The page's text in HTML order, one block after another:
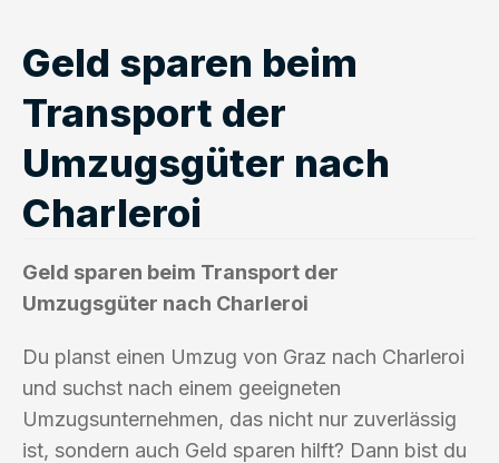
Geld sparen beim
Transport der
Umzugsgüter nach
Charleroi
Geld sparen beim Transport der
Umzugsgüter nach Charleroi
Du planst einen Umzug von Graz nach Charleroi
und suchst nach einem geeigneten
Umzugsunternehmen, das nicht nur zuverlässig
ist, sondern auch Geld sparen hilft? Dann bist du